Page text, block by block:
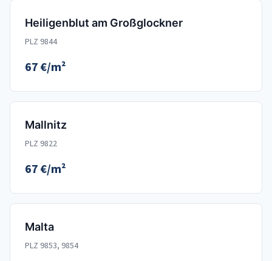
Heiligenblut am Großglockner
PLZ 9844
67 €/m²
Mallnitz
PLZ 9822
67 €/m²
Malta
PLZ 9853, 9854